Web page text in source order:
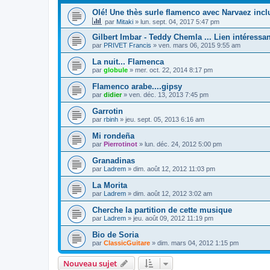
Olé! Une thès surle flamenco avec Narvaez
par Mitaki » lun. sept. 04, 2017 5:47 pm
Gilbert Imbar - Teddy Chemla ... Lien
par PRIVET Francis » ven. mars 06, 2015 9:55 am
La nuit... Flamenca
par globule » mer. oct. 22, 2014 8:17 pm
Flamenco arabe....gipsy
par didier» ven. déc. 13, 2013 7:45 pm
Garrotin
par rbinh » jeu. sept. 05, 2013 6:16 am
Mi rondeña
par Pierrotinot » lun. déc. 24, 2012 5:00 pm
Granadinas
par Ladrem » dim. août 12, 2012 11:03 pm
La Morita
par Ladrem » dim. août 12, 2012 3:02 am
Cherche la partition de cette musique
par Ladrem » jeu. août 09, 2012 11:19 pm
Bio de Soria
par ClassicGuitare » dim. mars 04, 2012 1:15 pm
Nouveau sujet